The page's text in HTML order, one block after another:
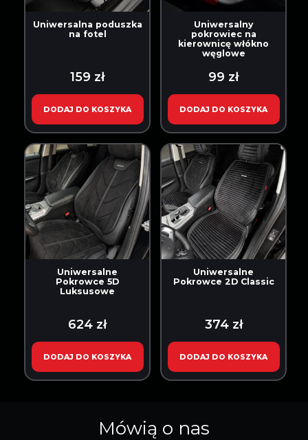
Uniwersalna poduszka
na fotel
159 zł
DODAJ DO KOSZYKA
Uniwersalny
pokrowiec na
kierownicę włókno
węglowe
99 zł
DODAJ DO KOSZYKA
Uniwersalne
Pokrowce 5D
Luksusowe
624 zł
DODAJ DO KOSZYKA
Uniwersalne
Pokrowce 2D Classic
374 zł
DODAJ DO KOSZYKA
Mówią o nas